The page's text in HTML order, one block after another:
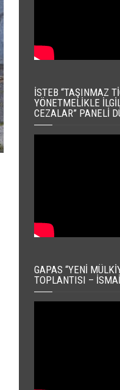
İSTEB “TAŞINMAZ
YÖNETMELIKLE
CEZALAR” PANELI
GAPAS “YENI
TOPLANTISI –